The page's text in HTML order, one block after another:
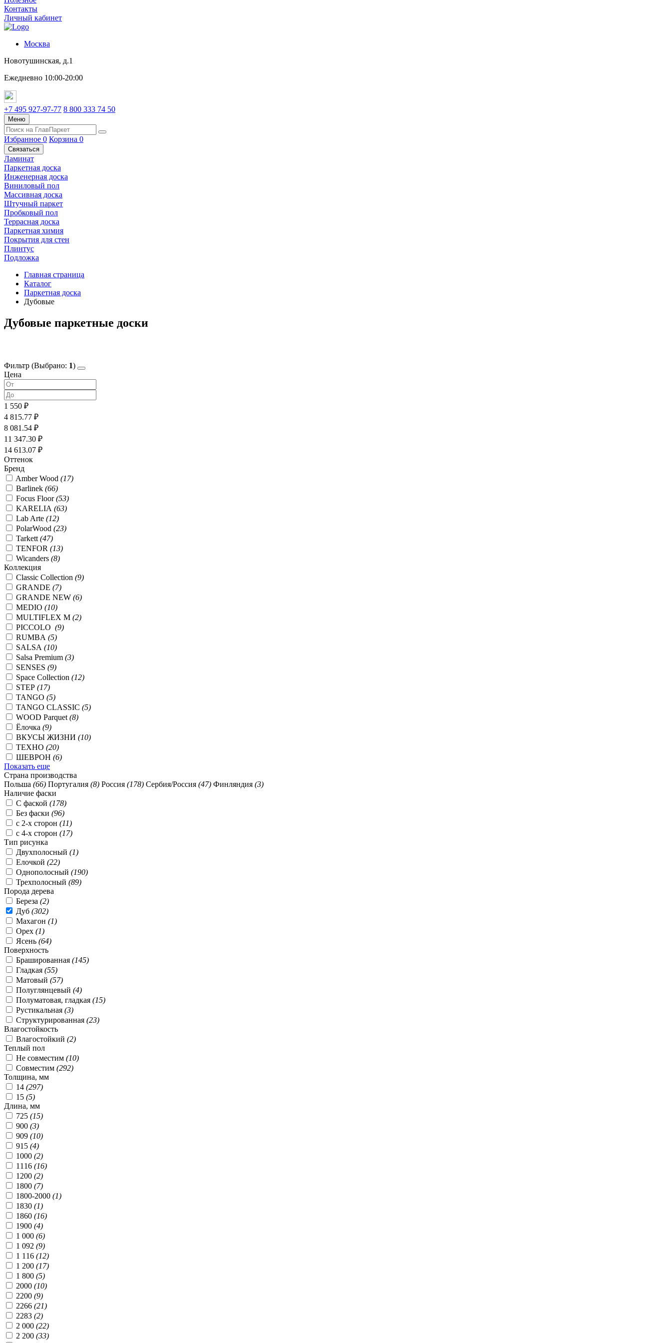
Контакты
Личный кабинет
Москва
Новотушинская, д.1
Ежедневно 10:00-20:00
+7 495 927-97-77 8 800 333 74 50
Меню
Избранное 0 Корзина 0
Связаться
Ламинат
Паркетная доска
Инженерная доска
Виниловый пол
Массивная доска
Штучный паркет
Пробковый пол
Террасная доска
Паркетная химия
Покрытия для стен
Плинтус
Подложка
Главная страница
Каталог
Паркетная доска
Дубовые
Дубовые паркетные доски
Фильтр (Выбрано: 1)
Цена
1 550 ₽
4 815.77 ₽
8 081.54 ₽
11 347.30 ₽
14 613.07 ₽
Оттенок
Бренд
Amber Wood (17)
Barlinek (66)
Focus Floor(53)
KARELIA (63)
Lab Arte (12)
PolarWood (23)
Tarkett (47)
TENFOR (13)
Wicanders (8)
Коллекция
Classic Collection (9)
GRANDE (7)
GRANDE NEW (6)
MEDIO (10)
MULTIFLEX M (2)
PICCOLO (9)
RUMBA (5)
SALSA (10)
Salsa Premium (3)
SENSES (9)
Space Collection (12)
STEP (17)
TANGO (5)
TANGO CLASSIC (5)
WOOD Parquet (8)
Ёлочка (9)
ВКУСЫ ЖИЗНИ (10)
ТЕХНО (20)
ШЕВРОН (6)
Показать еще
Страна производства
Польша (66) Португалия (8) Россия (178) Сербия/Россия (47) Финляндия (3)
Наличие фаски
C фаской (178)
Без фаски (96)
с 2-х сторон (11)
с 4-х сторон (17)
Тип рисунка
Двухполосный (1)
Елочкой (22)
Однополосный (190)
Трехполосный (89)
Порода дерева
Береза (2)
Дуб (302)
Махагон (1)
Орех (1)
Ясень (64)
Поверхность
Брашированная (145)
Гладкая (55)
Матовый (57)
Полуглянцевый (4)
Полуматовая, гладкая (15)
Рустикальная (3)
Структурированная (23)
Влагостойкость
Влагостойкий (2)
Теплый пол
Не совместим (10)
Совместим (292)
Толщина, мм
14 (297)
15 (5)
Длина, мм
725 (15)
900 (3)
909 (10)
915 (4)
1000 (2)
1116 (16)
1200 (2)
1800 (7)
1800-2000 (1)
1830 (1)
1860 (16)
1900 (4)
1 000 (6)
1 092 (9)
1 116 (12)
1 200 (17)
1 800 (5)
2000 (10)
2200 (9)
2266 (21)
2283 (2)
2 000 (22)
2 200 (33)